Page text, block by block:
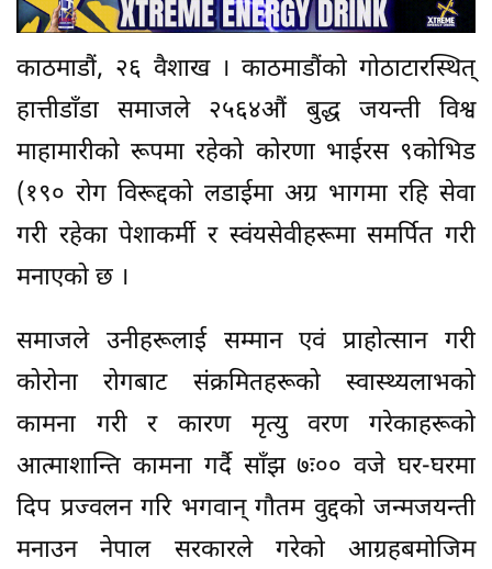
काठमाडौं, २६ वैशाख । काठमाडौंको गोठाटारस्थित्
हात्तीडाँडा समाजले २५६४औं बुद्ध जयन्ती विश्व
माहामारीको रूपमा रहेको कोरणा भाईरस ९कोभिड
(१९० रोग विरूद्दको लडाईमा अग्र भागमा रहि सेवा
गरी रहेका पेशाकर्मी र स्वंयसेवीहरूमा समर्पित गरी
मनाएको छ ।
समाजले उनीहरूलाई सम्मान एवं प्राहोत्सान गरी
कोरोना रोगबाट संक्रमितहरूको स्वास्थ्यलाभको
कामना गरी र कारण मृत्यु वरण गरेकाहरूको
आत्माशान्ति कामना गर्दै साँझ ७ः०० वजे घर-घरमा
दिप प्रज्वलन गरि भगवान् गौतम वुद्दको जन्मजयन्ती
मनाउन नेपाल सरकारले गरेको आग्रहबमोजिम